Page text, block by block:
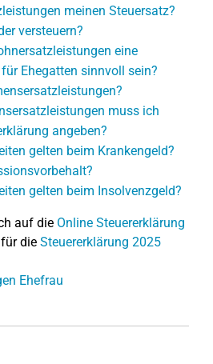
meinen Steuersatz?
versteuern?
eine
Ehegatten sinnvoll sein?
muss ich
angeben?
gelten beim Krankengeld?
gelten beim Insolvenzgeld?
auf die Online Steuererklärung
die Steuererklärung 2025
Ehefrau